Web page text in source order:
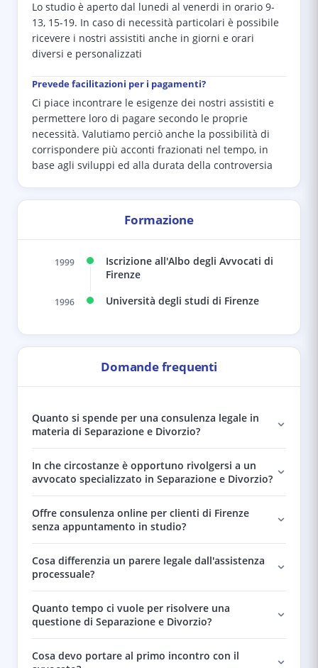
Lo studio è aperto dal lunedi al venerdi in orario 9-
13, 15-19. In caso di necessità particolari è possibile
ricevere i nostri assistiti anche in giorni e orari
diversi e personalizzati
Prevede facilitazioni per i pagamenti?
Ci piace incontrare le esigenze dei nostri assistiti e
permettere loro di pagare secondo le proprie
necessità. Valutiamo perciò anche la possibilità di
corrispondere più acconti frazionati nel tempo, in
base agli sviluppi ed alla durata della controversia
Formazione
1999
Iscrizione all'Albo degli Avvocati di
Firenze
1996 Università degli studi di Firenze
Domande frequenti
Quanto si spende per una consulenza legale in
materia di Separazione e Divorzio?
In che circostanze è opportuno rivolgersi a un
avvocato specializzato in Separazione e Divorzio?
Offre consulenza online per clienti di Firenze
senza appuntamento in studio?
Cosa differenzia un parere legale dall'assistenza
processuale?
Quanto tempo ci vuole per risolvere una
questione di Separazione e Divorzio?
Cosa devo portare al primo incontro con il